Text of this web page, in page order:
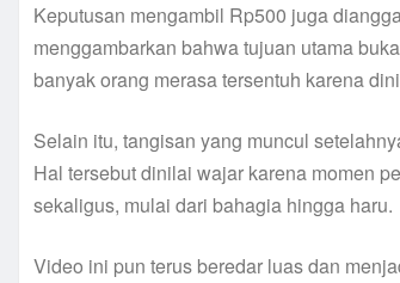
Keputusan mengambil Rp500 juga
menggambarkan bahwa tujuan utama
banyak orang merasa tersentuh karena
Selain itu, tangisan yang muncul
Hal tersebut dinilai wajar karena momen
sekaligus, mulai dari bahagia hingga haru.
Video ini pun terus beredar luas dan